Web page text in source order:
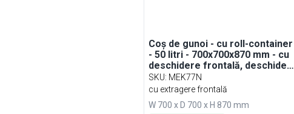
Coș de gunoi - cu roll-container
- 50 litri - 700x700x870 mm - cu
deschidere frontală, deschidere
și închidere soft - oțel inoxidabil
SKU: MEK77N
cu extragere frontală
W 700 x D 700 x H 870 mm